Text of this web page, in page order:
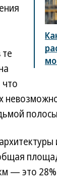
— это